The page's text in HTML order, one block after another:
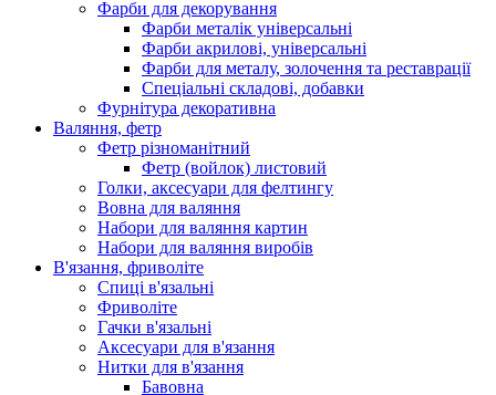
Фарби для декорування
Фарби металік універсальні
Фарби акрилові, універсальні
Фарби для металу, золочення та реставрації
Спеціальні складові, добавки
Фурнітура декоративна
Валяння, фетр
Фетр різноманітний
Фетр (войлок) листовий
Голки, аксесуари для фелтингу
Вовна для валяння
Набори для валяння картин
Набори для валяння виробів
В'язання, фриволіте
Спиці в'язальні
Фриволіте
Гачки в'язальні
Аксесуари для в'язання
Нитки для в'язання
Бавовна